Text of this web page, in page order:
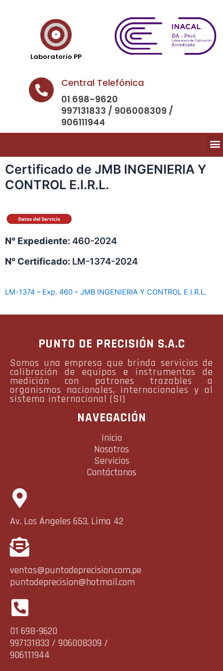
Laboratorio PP
Central Telefónica
01 698-9620
997131833 / 906008309 /
906111944
Certificado de JMB INGENIERIA Y
CONTROL E.I.R.L.
N° Expediente: 460-2024
N° Certificado: LM-1374-2024
LM-1374 – Exp. 460 – JMB INGENIERIA Y CONTROL E.I.R.L.
PUNTO DE PRECISIÓN S.A.C
Somos una empresa que brinda servicios de
calibración de equipos e instrumentos de
medición con patrones trazables a
organismos nacionales, internacionales y al
sistema internacional (SI)
NAVEGACIÓN
Inicio
Nosotros
Servicios
Contáctanos
Av. Los Ángeles 653, Lima 42
ventas@puntodeprecision.com.pe
puntodeprecision@hotmail.com
01 698-9620
997131833 / 906008309 /
906111944